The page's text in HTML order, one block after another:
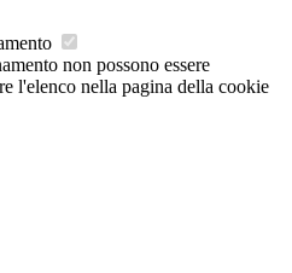
non possono essere
l'elenco nella pagina della cookie